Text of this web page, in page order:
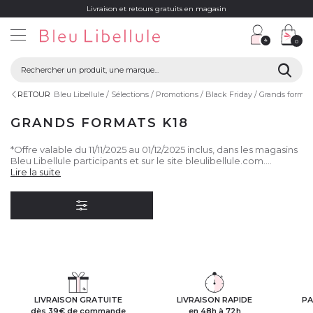
Livraison et retours gratuits en magasin
0
RETOUR Bleu Libellule Sélections Promotions Black Friday Grands
GRANDS FORMATS K18
*Offre valable du 11/11/2025 au 01/12/2025 inclus, dans les magasins
Bleu Libellule participants et sur le site bleulibellule.com.
Bénéficiez d'une sélection de produits de la marque K18 à
non contractuels.
Lire la suite
LIVRAISON GRATUITE
dès 39€ de commande
LIVRAISON RAPIDE
en 48h à 72h